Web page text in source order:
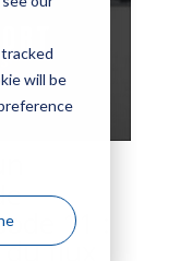
will be
11 :
flux